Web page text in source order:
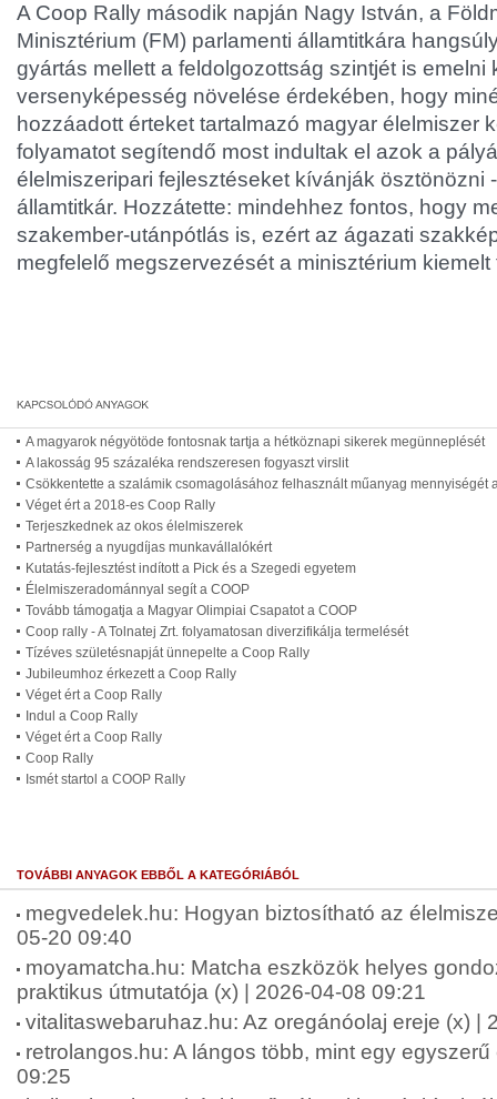
A Coop Rally második napján Nagy István, a
Minisztérium (FM) parlamenti államtitkára
gyártás mellett a feldolgozottság szintjét is emelni
versenyképesség növelése érdekében, hogy
hozzáadott érteket tartalmazó magyar élelmiszer
folyamatot segítendő most indultak el azok a
élelmiszeripari fejlesztéseket kívánják ösztönözni
államtitkár. Hozzátette: mindehhez fontos, hogy
szakember-utánpótlás is, ezért az ágazati
megfelelő megszervezését a minisztérium
A magyarok négyötöde fontosnak tartja a hétköznapi sikerek megünneplését
A lakosság 95 százaléka rendszeresen fogyaszt virslit
Csökkentette a szalámik csomagolásához felhasznált műanyag mennyiségét
Véget ért a 2018-es Coop Rally
Terjeszkednek az okos élelmiszerek
Partnerség a nyugdíjas munkavállalókért
Kutatás-fejlesztést indított a Pick és a Szegedi egyetem
Élelmiszeradománnyal segít a COOP
Tovább támogatja a Magyar Olimpiai Csapatot a COOP
Coop rally - A Tolnatej Zrt. folyamatosan diverzifikálja termelését
Tízéves születésnapját ünnepelte a Coop Rally
Jubileumhoz érkezett a Coop Rally
Véget ért a Coop Rally
Indul a Coop Rally
Véget ért a Coop Rally
Coop Rally
Ismét startol a COOP Rally
TOVÁBBI ANYAGOK EBBŐL A KATEGÓRIÁBÓL
megvedelek.hu: Hogyan biztosítható az
05-20 09:40
moyamatcha.hu: Matcha eszközök helyes
praktikus útmutatója (x) | 2026-04-08 09:21
vitalitaswebaruhaz.hu: Az oregánóolaj ereje (x) |
retrolangos.hu: A lángos több, mint egy
09:25